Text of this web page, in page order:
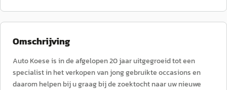
Omschrijving
Auto Koese is in de afgelopen 20 jaar uitgegroeid tot een
specialist in het verkopen van jong gebruikte occasions en
daarom helpen bij u graag bij de zoektocht naar uw nieuwe